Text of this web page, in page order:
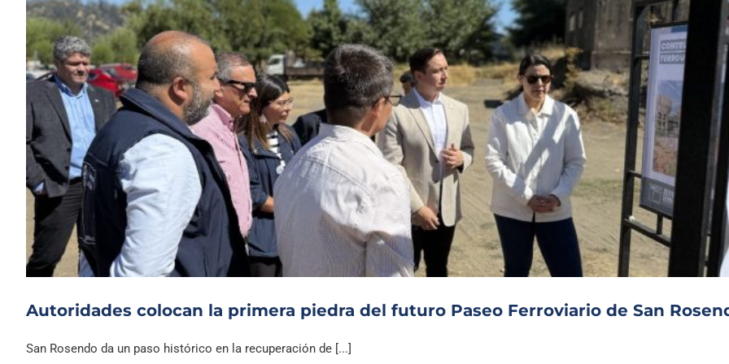
Autoridades colocan la primera piedra del futuro Paseo Ferroviario de San
San Rosendo da un paso histórico en la recuperación de [...]